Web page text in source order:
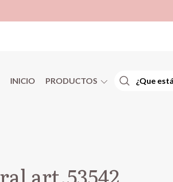
INICIO PRODUCTOS
art.53542